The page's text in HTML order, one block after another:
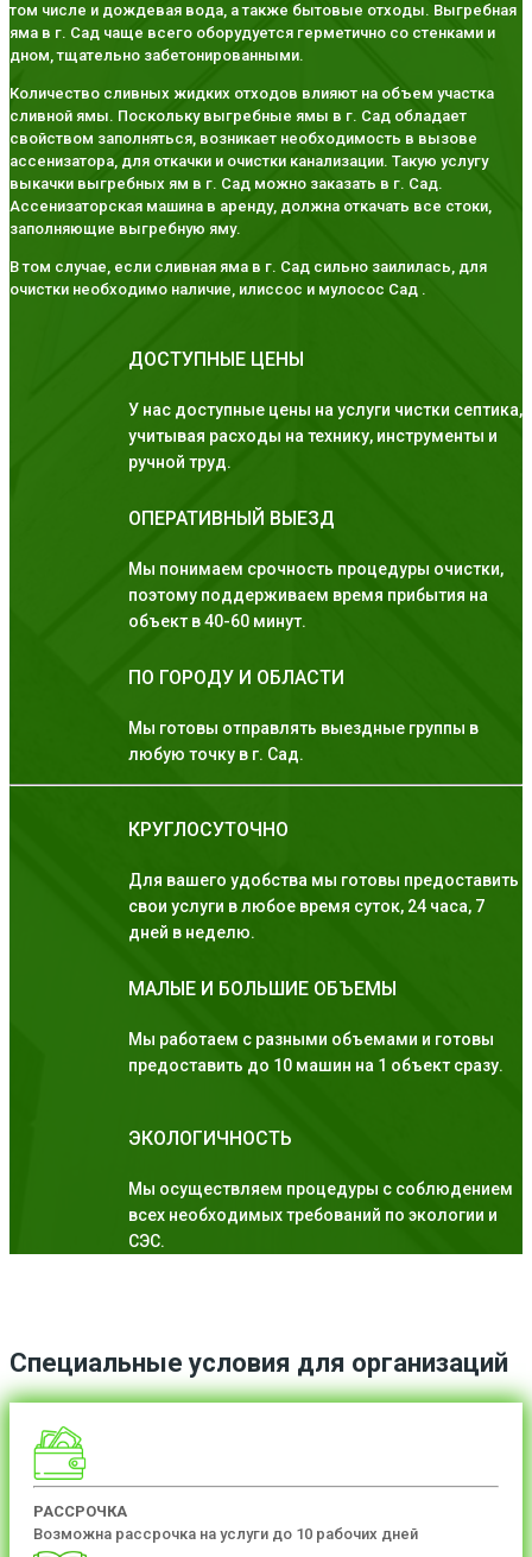
том числе и дождевая вода, а также бытовые отходы. Выгребная
яма в г. Сад чаще всего оборудуется герметично со стенками и
дном, тщательно забетонированными.
Количество сливных жидких отходов влияют на объем участка
сливной ямы. Поскольку выгребные ямы в г. Сад обладает
свойством заполняться, возникает необходимость в вызове
ассенизатора, для откачки и очистки канализации. Такую услугу
выкачки выгребных ям в г. Сад можно заказать в г. Сад.
Ассенизаторская машина в аренду, должна откачать все стоки,
заполняющие выгребную яму.
В том случае, если сливная яма в г. Сад сильно заилилась, для
очистки необходимо наличие, илиссос и мулосос Сад .
ДОСТУПНЫЕ ЦЕНЫ
У нас доступные цены на услуги чистки септика,
учитывая расходы на технику, инструменты и
ручной труд.
ОПЕРАТИВНЫЙ ВЫЕЗД
Мы понимаем срочность процедуры очистки,
поэтому поддерживаем время прибытия на
объект в 40-60 минут.
ПО ГОРОДУ И ОБЛАСТИ
Мы готовы отправлять выездные группы в
любую точку в г. Сад.
КРУГЛОСУТОЧНО
Для вашего удобства мы готовы предоставить
свои услуги в любое время суток, 24 часа, 7
дней в неделю.
МАЛЫЕ И БОЛЬШИЕ ОБЪЕМЫ
Мы работаем с разными объемами и готовы
предоставить до 10 машин на 1 объект сразу.
ЭКОЛОГИЧНОСТЬ
Мы осуществляем процедуры с соблюдением
всех необходимых требований по экологии и
СЭС.
Специальные условия для организаций
РАССРОЧКА
Возможна рассрочка на услуги до 10 рабочих дней